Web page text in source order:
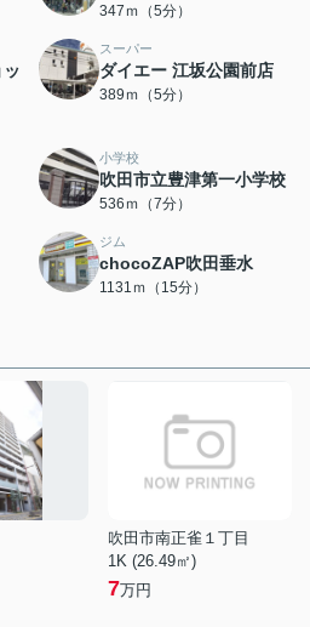
347ｍ（5分）
スーパー
ダイエー 江坂公園前店
389ｍ（5分）
小学校
吹田市立豊津第一小学校
536ｍ（7分）
ジム
chocoZAP吹田垂水
1131ｍ（15分）
吹田市南正雀１丁目
1K (26.49㎡)
7万円